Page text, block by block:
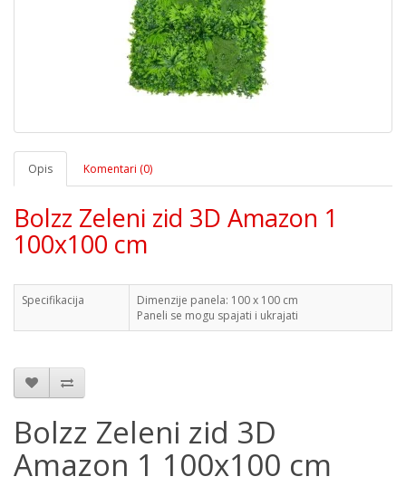
Opis Komentari (0)
Bolzz Zeleni zid 3D Amazon 1
100x100 cm
Specifikacija
Dimenzije panela: 100 x 100 cm
Paneli se mogu spajati i ukrajati
Bolzz Zeleni zid 3D
Amazon 1 100x100 cm